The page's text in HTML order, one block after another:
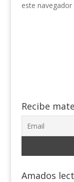
este
Recibe
Amados